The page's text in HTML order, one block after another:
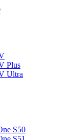
Plus
Ultra
S50